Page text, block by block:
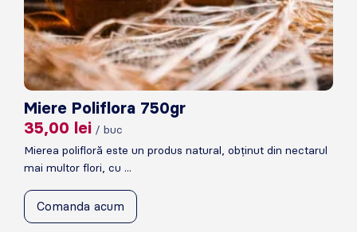
Miere Poliflora 750gr
35,00 lei / buc
Mierea polifloră este un produs natural, obținut din nectarul
mai multor flori, cu ...
Comanda acum